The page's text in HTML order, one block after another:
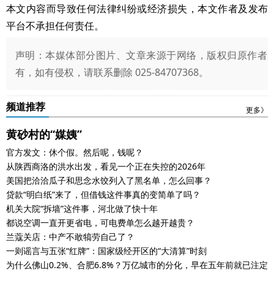
本文内容而导致任何法律纠纷或经济损失，本文作者及发布
平台不承担任何责任。
声明：本媒体部分图片、文章来源于网络，版权归原作者
有，如有侵权，请联系删除 025-84707368。
频道推荐 更多》
黄砂村的“媒姨”
官方发文：休个假。然后呢，钱呢？
从陕西商洛的洪水出发，看见一个正在失控的2026年
美国把洽洽瓜子和思念水饺列入了黑名单，怎么回事？
贷款“明白纸”来了，但借钱这件事真的变简单了吗？
机关大院“拆墙”这件事，河北做了快十年
都说空调一直开更省电，可电费单怎么越开越贵？
兰蔻关店：中产不敢犒劳自己了？
一则谣言与五张“红牌”：国家级经开区的“大清算”时刻
为什么佛山0.2%、合肥6.8%？万亿城市的分化，早在五年前就已注定